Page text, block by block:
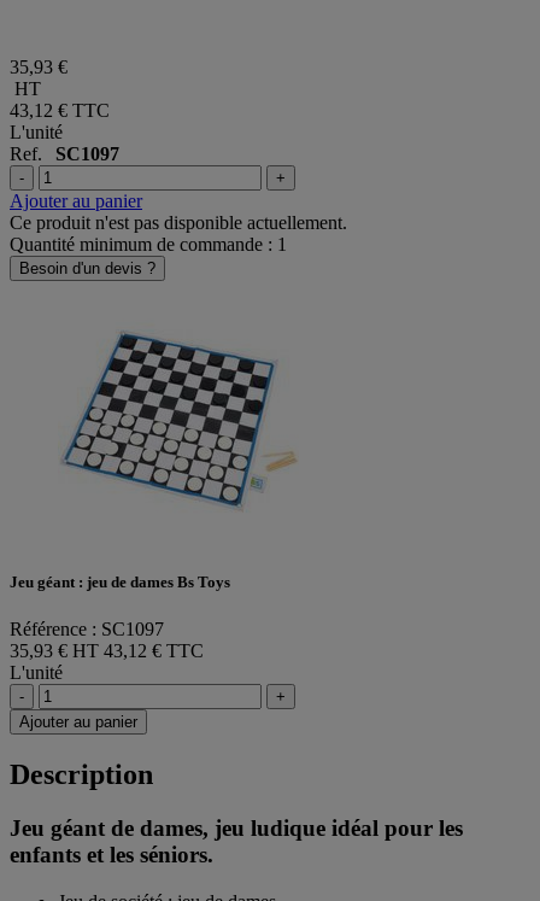
35,93 €
HT
43,12 € TTC
L'unité
Ref. SC1097
- +
Ajouter au panier
Ce produit n'est pas disponible actuellement.
Quantité minimum de commande : 1
Besoin d'un devis ?
Jeu géant : jeu de dames Bs Toys
Référence : SC1097
35,93 € HT 43,12 € TTC
L'unité
-
+
Ajouter au panier
Description
Jeu géant de dames, jeu ludique idéal pour les
enfants et les séniors.